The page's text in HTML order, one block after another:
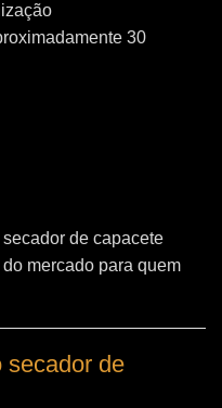
30
de capacete
mercado para quem
secador de